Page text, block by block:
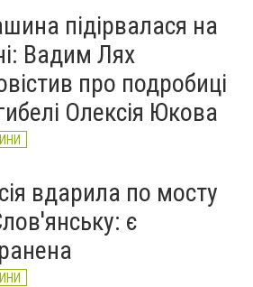
підірвалася на
Вадим Лях
про подробиці
Олексія Юкова
вдарила по мосту
є